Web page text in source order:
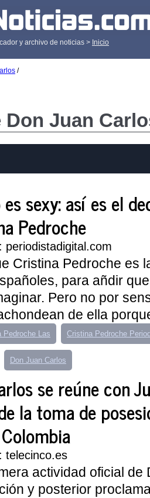
y archivo de noticias > Inicio
/
Don Juan
sexy: así es el
Pedroche
periodistadigital.com
Cristina Pedroche es
para añdir
Pero no por
de ella
Pedroche Las Cristina Pedroche
Don Juan Carlos
se reúne con
la toma de
telecinco.es
actividad oficial de
y posterior